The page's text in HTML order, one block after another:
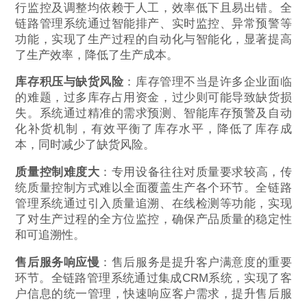
行监控及调整均依赖于人工，效率低下且易出错。全
链路管理系统通过智能排产、实时监控、异常预警等
功能，实现了生产过程的自动化与智能化，显著提高
了生产效率，降低了生产成本。
库存积压与缺货风险 ：库存管理不当是许多企业面临
的难题，过多库存占用资金，过少则可能导致缺货损
失。系统通过精准的需求预测、智能库存预警及自动
化补货机制，有效平衡了库存水平，降低了库存成
本，同时减少了缺货风险。
质量控制难度大 ：专用设备往往对质量要求较高，传
统质量控制方式难以全面覆盖生产各个环节。全链路
管理系统通过引入质量追溯、在线检测等功能，实现
了对生产过程的全方位监控，确保产品质量的稳定性
和可追溯性。
售后服务响应慢 ：售后服务是提升客户满意度的重要
环节。全链路管理系统通过集成CRM系统，实现了客
户信息的统一管理，快速响应客户需求，提升售后服